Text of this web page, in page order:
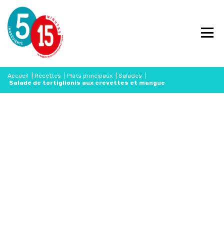
Accueil Recettes Plats principaux Salades
Salade de tortiglionis aux crevettes et mangue